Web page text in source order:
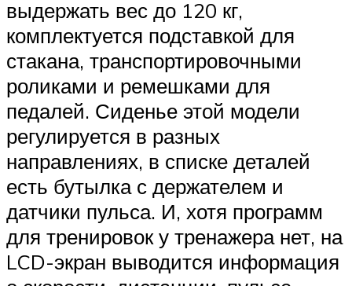
выдержать вес до 120 кг,
комплектуется подставкой для
стакана, транспортировочными
роликами и ремешками для
педалей. Сиденье этой модели
регулируется в разных
направлениях, в списке деталей
есть бутылка с держателем и
датчики пульса. И, хотя программ
для тренировок у тренажера нет, на
LCD-экран выводится информация